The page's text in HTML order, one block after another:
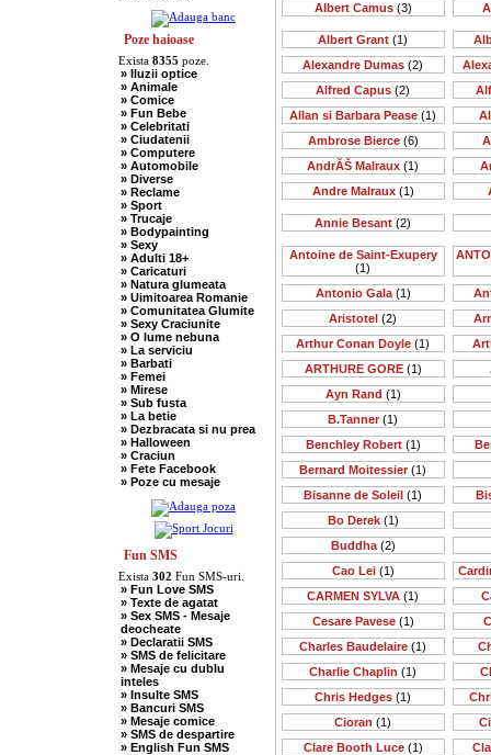
» Chelneri
» Chuck Norris
» Ciobani
» Copii
» Craciun
» Cugetari
» Culmi
» Deocheate
» Diverse
» Doctori
» Elevi-Studenti
» Englezi
» Evrei
» Francezi
» Ingineri
» Ion si Maria
» Istorice
» Misogine
» Moldoveni
» Mosnegi
» Nebuni
» Negri
» Olteni
» Pescari
» Perle
» Politice
» Politisti
» Popi
» Radio Erevan
» Religioase
» Romani
» Sadice
» Secretare
» Sefi
» Scotieni
» Seci
» Soacre
» Sport
» Soferi
» Tarani
» Tigani
» Umor Negru
» Vanatori
Poze haioase
Exista 8355 poze.
» Iluzii optice
» Animale
» Comice
» Fun Bebe
» Celebritati
» Ciudatenii
» Computere
» Automobile
» Diverse
» Reclame
» Sport
» Trucaje
» Bodypainting
» Sexy
» Adulti 18+
» Caricaturi
» Natura glumeata
» Uimitoarea Romanie
» Comunitatea Glumite
» Sexy Craciunite
» O lume nebuna
» La serviciu
» Barbati
» Femei
» Mirese
» Sub fusta
» La betie
» Dezbracata si nu prea
» Halloween
» Craciun
» Fete Facebook
» Poze cu mesaje
Fun SMS
Exista 302 Fun SMS-uri.
» Fun Love SMS
» Texte de agatat
» Sex SMS - Mesaje
deocheate
» Declaratii SMS
» SMS de felicitare
» Mesaje cu dublu
inteles
» Insulte SMS
» Bancuri SMS
» Mesaje comice
» SMS de despartire
» English Fun SMS
Albert Camus(3)
Albert Grant (1)
Alexandre Dumas (2)
Alfred Capus (2)
Allan si Barbara Pease (1)
Ambrose Bierce(6)
AndrĂŠ Malraux (1)
Andre Malraux(1)
Annie Besant (2)
Antoine de Saint-Exupery
(1)
Antonio Gala(1)
Aristotel (2)
Arthur Conan Doyle (1)
ARTHURE GORE(1)
Ayn Rand (1)
B.Tanner (1)
Benchley Robert(1)
Bernard Moitessier (1)
Bisanne de Soleil (1)
Bo Derek(1)
Buddha(2)
Cao Lei(1)
CARMEN SYLVA (1)
Cesare Pavese(1)
Charles Baudelaire (1)
Charlie Chaplin (1)
Chris Hedges (1)
Cioran (1)
Clare Booth Luce(1)